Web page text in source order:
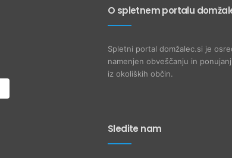
O spletnem portalu
Spletni portal domžalec.si je
namenjen obveščanju in
iz okoliških občin.
Sledite nam